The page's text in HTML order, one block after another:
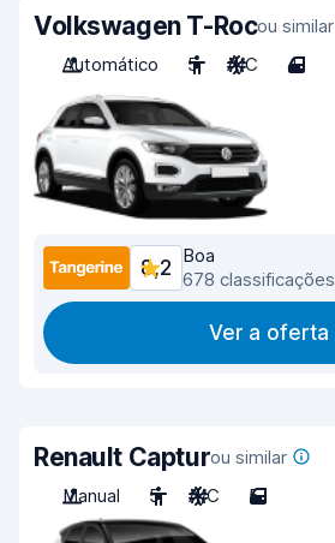
Volkswagen T-Rocou similar
Automático
5 A/C 4
8,2
Boa
678 classificações
Ver a oferta
Renault Capturou similar
Manual
5 A/C 5